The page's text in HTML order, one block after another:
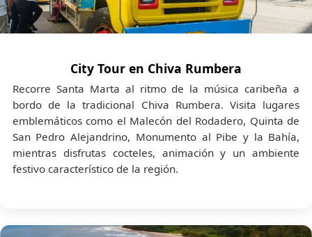
City Tour en Chiva Rumbera
Recorre Santa Marta al ritmo de la música caribeña a
bordo de la tradicional Chiva Rumbera. Visita lugares
emblemáticos como el Malecón del Rodadero, Quinta de
San Pedro Alejandrino, Monumento al Pibe y la Bahía,
mientras disfrutas cocteles, animación y un ambiente
festivo característico de la región.